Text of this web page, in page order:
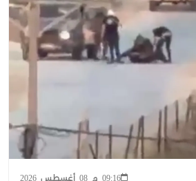
09:16 م 08 أغسطس 2026